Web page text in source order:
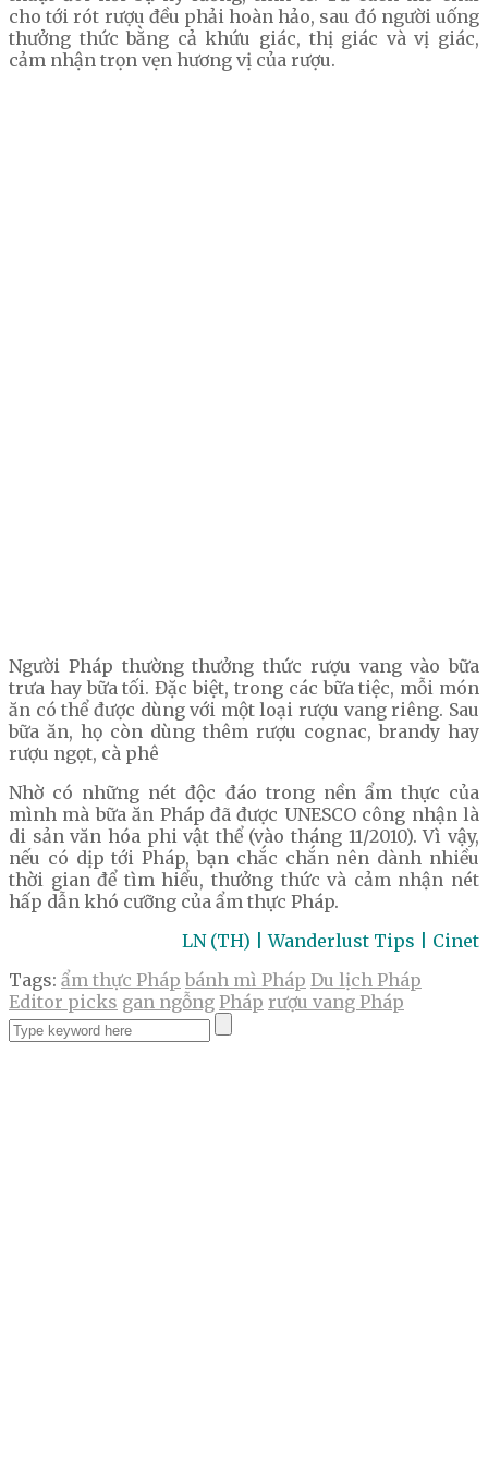
cho tới rót rượu đều phải hoàn hảo, sau đó người uống
thưởng thức bằng cả khứu giác, thị giác và vị giác,
cảm nhận trọn vẹn hương vị của rượu.
Người Pháp thường thưởng thức rượu vang vào bữa
trưa hay bữa tối. Đặc biệt, trong các bữa tiệc, mỗi món
ăn có thể được dùng với một loại rượu vang riêng. Sau
bữa ăn, họ còn dùng thêm rượu cognac, brandy hay
rượu ngọt, cà phê
Nhờ có những nét độc đáo trong nền ẩm thực của
mình mà bữa ăn Pháp đã được UNESCO công nhận là
di sản văn hóa phi vật thể (vào tháng 11/2010). Vì vậy,
nếu có dịp tới Pháp, bạn chắc chắn nên dành nhiều
thời gian để tìm hiểu, thưởng thức và cảm nhận nét
hấp dẫn khó cưỡng của ẩm thực Pháp.
LN (TH) | Wanderlust Tips | Cinet
Tags: ẩm thực Pháp bánh mì Pháp Du lịch Pháp
Editor picks gan ngỗng Pháp rượu vang Pháp